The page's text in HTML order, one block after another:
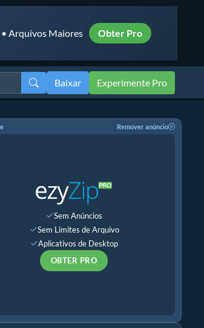
Arquivos Maiores Obter Pro
Baixar Experimente Pro
Remover anúncio
Sem Anúncios
Sem Limites de Arquivo
Aplicativos de Desktop
OBTER PRO